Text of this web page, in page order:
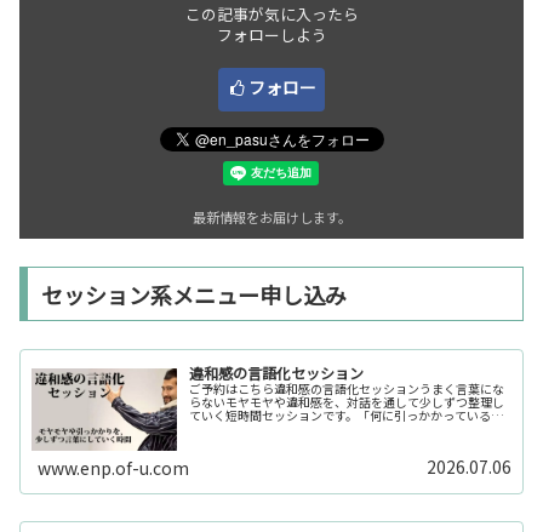
この記事が気に入ったら
フォローしよう
フォロー
最新情報をお届けします。
セッション系メニュー申し込み
違和感の言語化セッション
ご予約はこちら違和感の言語化セッションうまく言葉にな
らないモヤモヤや違和感を、対話を通して少しずつ整理し
ていく短時間セッションです。「何に引っかかっているの
www.enp.of-u.com 2026.07.06